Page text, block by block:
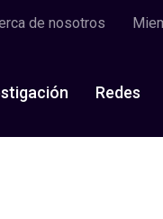
de nosotros
Redes